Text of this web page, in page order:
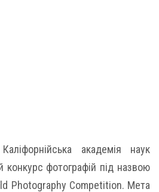
академія наук
конкурс фотографій під назвою
Photography Competition. Мета